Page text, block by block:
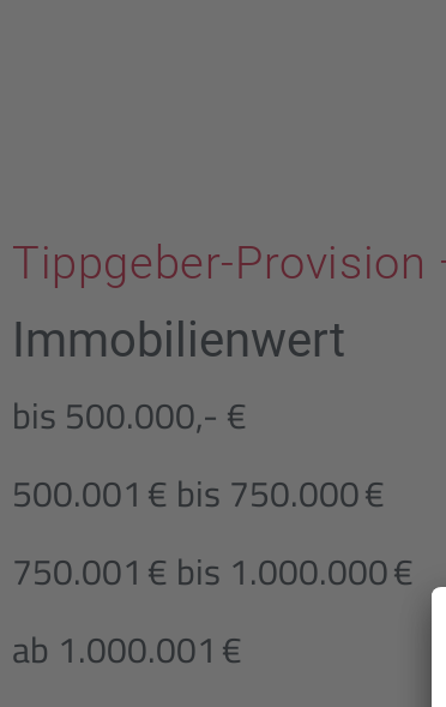
Tippgeber-
Immobilienwert
bis 500.000,- €
500.001 € bis 750.000 €
750.001 € bis 1.000.000 €
ab 1.000.001 €